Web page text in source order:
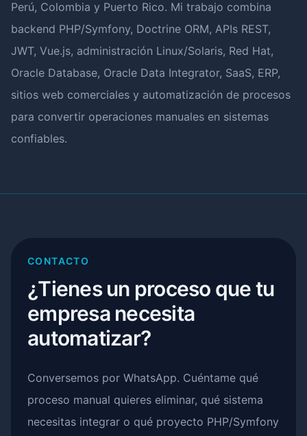
Perú, Colombia y Puerto Rico. Mi trabajo combina
backend PHP/Symfony, Doctrine ORM, APIs REST,
JWT, Vue.js, administración Linux/Solaris, Red Hat,
Oracle Database, Oracle Data Integrator, SaaS, ERP,
sitios web comerciales y automatización de procesos
para convertir operaciones manuales en sistemas
confiables.
CONTACTO
¿Tienes un proceso que tu
empresa necesita
automatizar?
Conversemos por WhatsApp. Cuéntame qué
proceso manual quieres eliminar, qué sistema
necesitas integrar o qué proyecto PHP/Symfony